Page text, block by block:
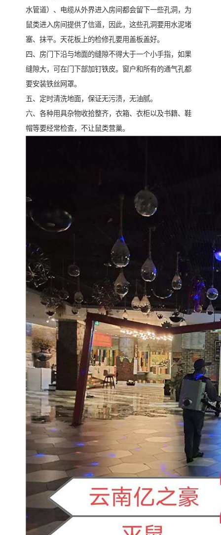
水管道）、电缆从外界进入房间都会留下一些孔洞，为
鼠类进入房间提供了信道，因此，这些孔洞要用水泥堵
塞、抹平。天花板上的检修孔要用盖板盖好。
四、房门下沿与地面的缝隙不得大于一个小手指，如果
缝隙大，可在门下部加钉铁皮。窗户和所有的通气孔都
要安装铁丝网罩。
五、定时清洗地面，保证无污渍，无油腻。
六、各种用具杂物收拾整齐，衣箱、衣柜以及书籍、鞋
帽等要经常检查，不让鼠类营巢。